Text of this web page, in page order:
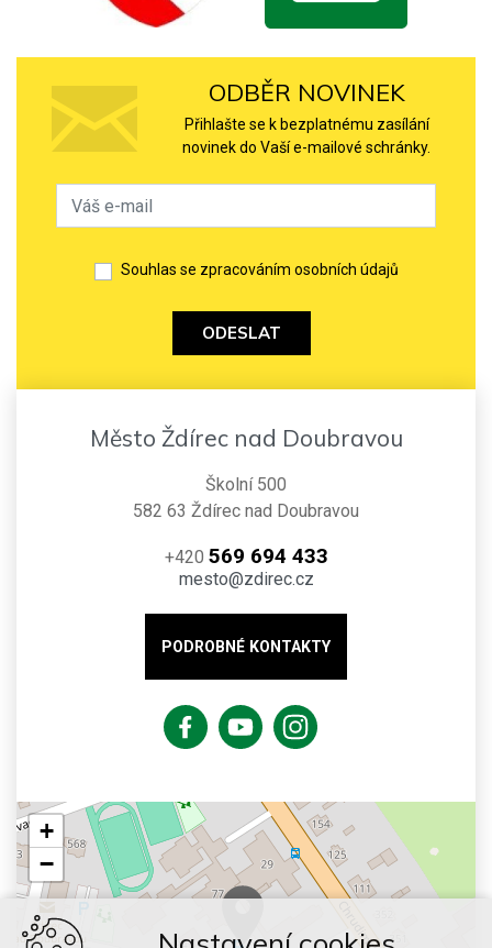
ODBĚR NOVINEK
Přihlašte se k bezplatnému zasílání
novinek do Vaší e-mailové schránky.
Souhlas se zpracováním osobních údajů
ODESLAT
Město Ždírec nad Doubravou
Školní 500
582 63 Ždírec nad Doubravou
+420 569 694 433
mesto@zdirec.cz
PODROBNÉ KONTAKTY
+
−